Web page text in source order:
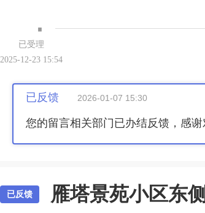
·
已受理
2025-12-23 15:54
已反馈 2026-01-07 15:30
您的留言相关部门已办结反馈，感
已反馈 雁塔景苑小区东